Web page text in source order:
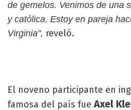
de gemelos. Venimos de una
y católica. Estoy en pareja
Virginia", reveló.
El noveno participante en
famosa del país fueAxel